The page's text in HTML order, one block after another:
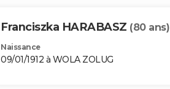
Franciszka HARABASZ (80 ans)
Naissance
09/01/1912 à WOLA ZOLUG